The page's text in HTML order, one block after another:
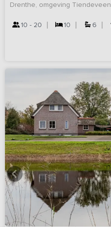
Drenthe, omgeving Tiendeveen
10 - 20 10 6